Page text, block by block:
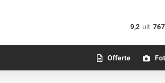
9,2 uit 767
Offerte